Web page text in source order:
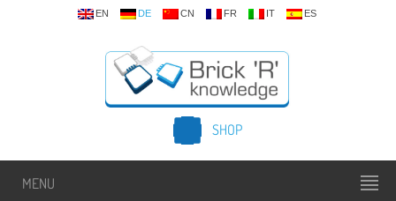
EN DE CN FR IT ES
SHOP
MENU